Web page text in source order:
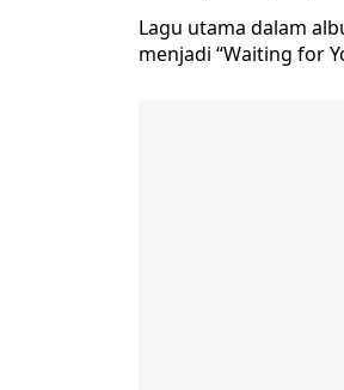
Lagu utama dalam
menjadi “Waiting for